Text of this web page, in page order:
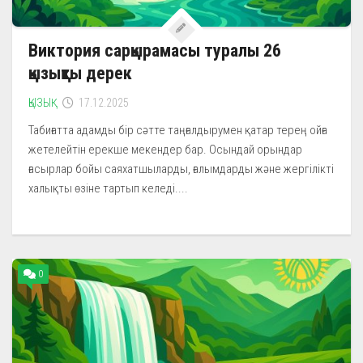
Виктория сарқырамасы туралы 26
қызықты дерек
ҚЫЗЫҚ 17.12.2025
Табиғатта адамды бір сәтте таңғалдырумен қатар терең ойға
жетелейтін ерекше мекендер бар. Осындай орындар
ғасырлар бойы саяхатшыларды, ғалымдарды және жергілікті
халықты өзіне тартып келеді....
0